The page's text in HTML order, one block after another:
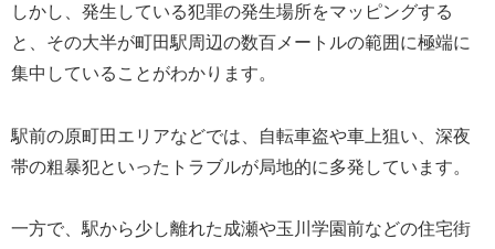
しかし、発生している犯罪の発生場所をマッピングする
と、その大半が町田駅周辺の数百メートルの範囲に極端に
集中していることがわかります。
駅前の原町田エリアなどでは、自転車盗や車上狙い、深夜
帯の粗暴犯といったトラブルが局地的に多発しています。
一方で、駅から少し離れた成瀬や玉川学園前などの住宅街